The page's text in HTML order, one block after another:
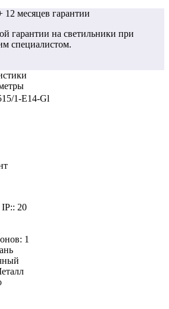
12 месяцев гарантии
гарантии на светильники при
специалистом.
1-E14-Gl
20
1